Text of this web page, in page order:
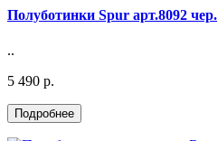
Полуботинки Spur арт.8092 чер.
..
5 490 р.